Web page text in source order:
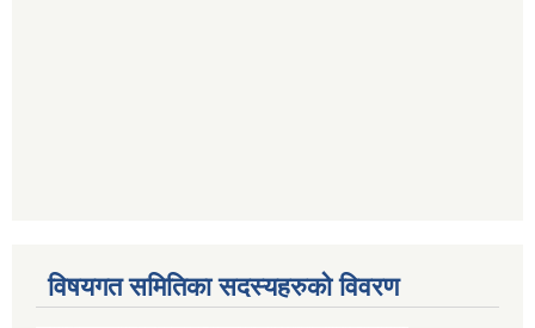
विषयगत समितिका सदस्यहरुको विवरण